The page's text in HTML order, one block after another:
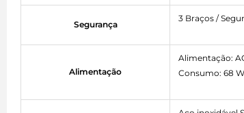
Segurança
3 Braços /
Alimentação
Alimentação:
Consumo: 68